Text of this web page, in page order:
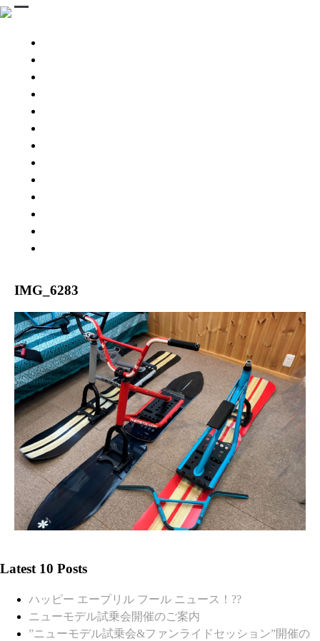
IMG_6283
Latest 10 Posts
ハッピー エープリル フール ニュース！??
ニューモデル試乗会開催のご案内
”ニューモデル試乗会&ファンライドセッション”開催の